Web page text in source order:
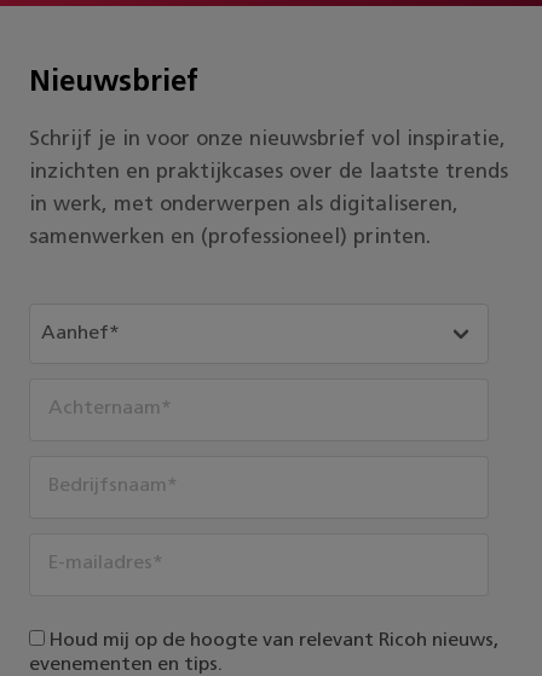
Nieuwsbrief
Schrijf je in voor onze nieuwsbrief vol inspiratie,
inzichten en praktijkcases over de laatste trends
in werk, met onderwerpen als digitaliseren,
samenwerken en (professioneel) printen.
Houd mij op de hoogte van relevant Ricoh nieuws,
evenementen en tips.